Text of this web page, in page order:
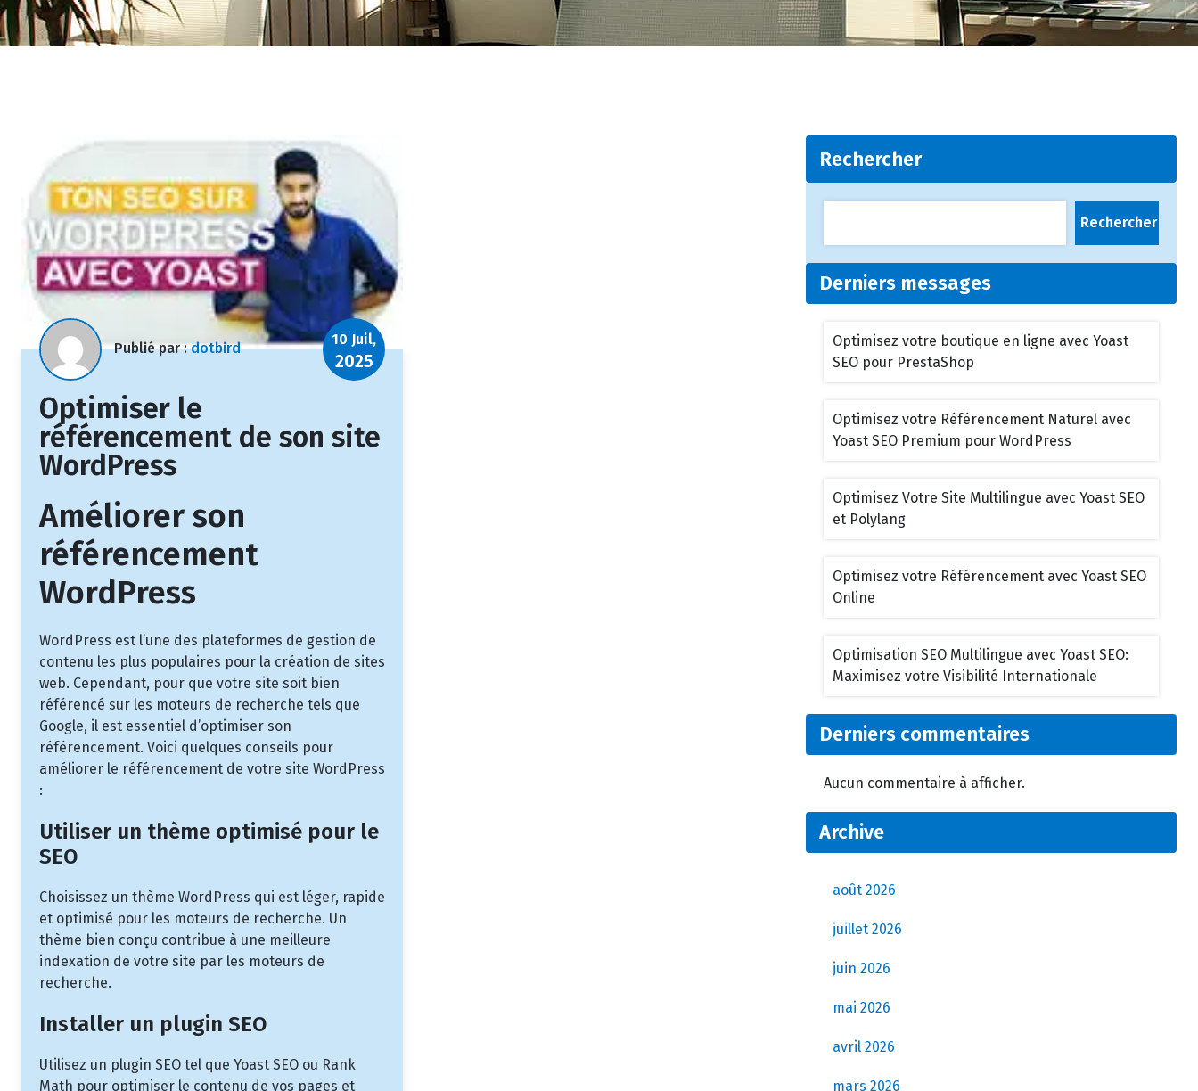
Publié par :dotbird
10 Juil,
2025
Optimiser le
référencement de son site
WordPress
Améliorer son
référencement
WordPress
WordPress est l’une des plateformes de gestion de
contenu les plus populaires pour la création de sites
web. Cependant, pour que votre site soit bien
référencé sur les moteurs de recherche tels que
Google, il est essentiel d’optimiser son
référencement. Voici quelques conseils pour
améliorer le référencement de votre site WordPress
:
Utiliser un thème optimisé pour le
SEO
Choisissez un thème WordPress qui est léger, rapide
et optimisé pour les moteurs de recherche. Un
thème bien conçu contribue à une meilleure
indexation de votre site par les moteurs de
recherche.
Installer un plugin SEO
Utilisez un plugin SEO tel que Yoast SEO ou Rank
Math pour optimiser le contenu de vos pages et
Rechercher
Rechercher
Derniers messages
Optimisez votre boutique en ligne avec Yoast
SEO pour PrestaShop
Optimisez votre Référencement Naturel avec
Yoast SEO Premium pour WordPress
Optimisez Votre Site Multilingue avec Yoast SEO
et Polylang
Optimisez votre Référencement avec Yoast SEO
Online
Optimisation SEO Multilingue avec Yoast SEO:
Maximisez votre Visibilité Internationale
Derniers commentaires
Aucun commentaire à afficher.
Archive
août 2026
juillet 2026
juin 2026
mai 2026
avril 2026
mars 2026